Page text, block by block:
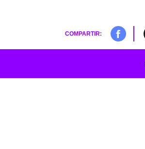
COMPARTIR: